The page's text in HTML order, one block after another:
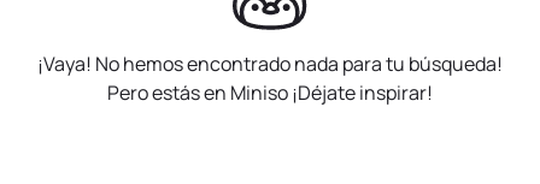
¡Vaya! No hemos encontrado nada para tu búsqueda!
Pero estás en Miniso ¡Déjate inspirar!